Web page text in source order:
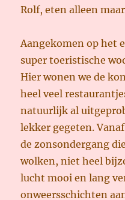
Rolf, eten alleen
Aangekomen op het
super toeristische
Hier wonen we de
heel veel
natuurlijk al
lekker gegeten.
de zonsondergang
wolken, niet heel
lucht mooi en lang
onweersschichten